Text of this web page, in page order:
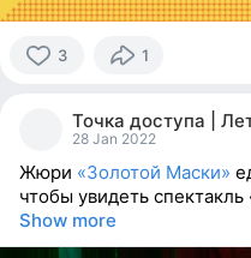
3 1
Точка доступа |
28 Jan 2022
Жюри «Золотой Маски»
чтобы увидеть
Show more